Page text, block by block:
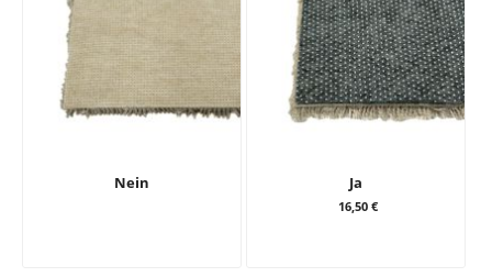
Nein Ja
16,50 €